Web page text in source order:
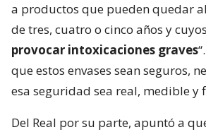
a productos que pueden quedar
de tres, cuatro o cinco años y
provocar intoxicaciones graves
que estos envases sean seguros,
esa seguridad sea real, medible y
Del Real por su parte, apuntó a